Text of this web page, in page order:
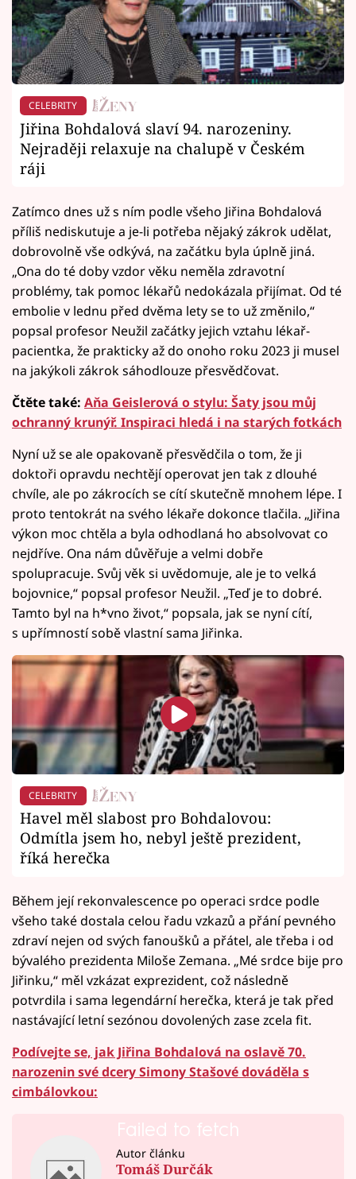
CELEBRITY
Jiřina Bohdalová slaví 94. narozeniny.
Nejraději relaxuje na chalupě v Českém
ráji
Zatímco dnes už s ním podle všeho Jiřina Bohdalová
příliš nediskutuje a je-li potřeba nějaký zákrok udělat,
dobrovolně vše odkývá, na začátku byla úplně jiná.
„Ona do té doby vzdor věku neměla zdravotní
problémy, tak pomoc lékařů nedokázala přijímat. Od té
embolie v lednu před dvěma lety se to už změnilo,“
popsal profesor Neužil začátky jejich vztahu lékař-
pacientka, že prakticky až do onoho roku 2023 ji musel
na jakýkoli zákrok sáhodlouze přesvědčovat.
Čtěte také: Aňa Geislerová o stylu: Šaty jsou můj
ochranný krunýř. Inspiraci hledá i na starých fotkách
Nyní už se ale opakovaně přesvědčila o tom, že ji
doktoři opravdu nechtějí operovat jen tak z dlouhé
chvíle, ale po zákrocích se cítí skutečně mnohem lépe. I
proto tentokrát na svého lékaře dokonce tlačila. „Jiřina
výkon moc chtěla a byla odhodlaná ho absolvovat co
nejdříve. Ona nám důvěřuje a velmi dobře
spolupracuje. Svůj věk si uvědomuje, ale je to velká
bojovnice,“ popsal profesor Neužil. „Teď je to dobré.
Tamto byl na h*vno život,“ popsala, jak se nyní cítí,
s upřímností sobě vlastní sama Jiřinka.
CELEBRITY
Havel měl slabost pro Bohdalovou:
Odmítla jsem ho, nebyl ještě prezident,
říká herečka
Během její rekonvalescence po operaci srdce podle
všeho také dostala celou řadu vzkazů a přání pevného
zdraví nejen od svých fanoušků a přátel, ale třeba i od
bývalého prezidenta Miloše Zemana. „Mé srdce bije pro
Jiřinku,“ měl vzkázat exprezident, což následně
potvrdila i sama legendární herečka, která je tak před
nastávající letní sezónou dovolených zase zcela fit.
Podívejte se, jak Jiřina Bohdalová na oslavě 70.
narozenin své dcery Simony Stašové dováděla s
cimbálovkou:
Failed to fetch
Autor článku
Tomáš Durčák